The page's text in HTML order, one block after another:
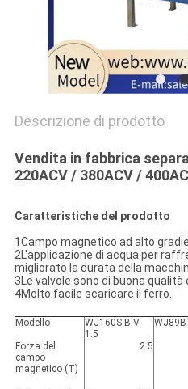
Descrizione di prodotto
Vendita in fabbrica
220ACV / 380ACV /
Caratteristiche del prodotto
1Campo magnetico ad alto
2L'applicazione di acqua per
migliorato la durata della
3Le valvole sono di buona
4Molto facile scaricare il ferro.
Modello
WJ160S-B-V-
1.5
Forza del
campo
magnetico (T)
2.5